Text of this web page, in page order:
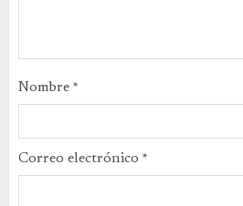
Nombre *
Correo electrónico *